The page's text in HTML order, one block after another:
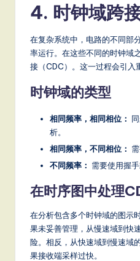
4. 时钟域跨
在复杂系统中，电路的不同部
率运行。在这些不同的时钟域
接（CDC）。这一过程会引入
时钟域的类型
相同频率，相同相位：
析。
相同频率，不同相位：
不同频率： 需要使用握
在时序图中处理
在分析包含多个时钟域的图示
果未妥善管理，从慢速域到快
险。相反，从快速域到慢速域
果接收端采样过快。